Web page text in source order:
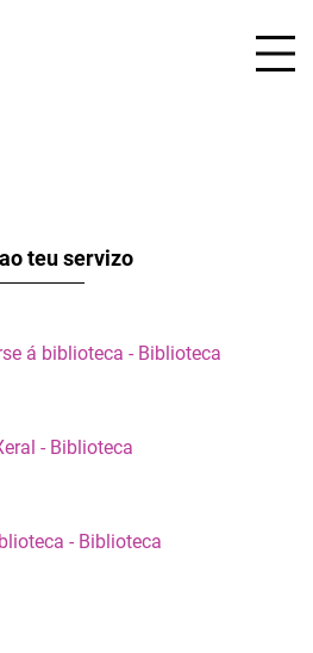
teu servizo
á biblioteca - Biblioteca
- Biblioteca
- Biblioteca